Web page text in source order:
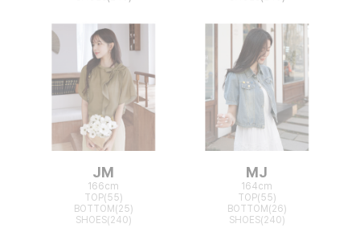
JM
166cm
TOP(55)
BOTTOM(25)
SHOES(240)
MJ
164cm
TOP(55)
BOTTOM(26)
SHOES(240)